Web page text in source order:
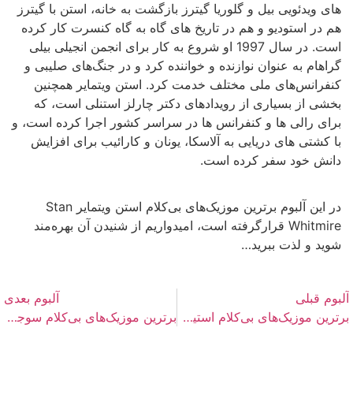
های ویدئویی بیل و گلوریا گیترز بازگشت به خانه، استن با گیترز
هم در استودیو و هم در تاریخ های گاه به گاه کنسرت کار کرده
است. در سال 1997 او شروع به کار برای انجمن انجیلی بیلی
گراهام به عنوان نوازنده و خواننده کرد و در جنگ‌های صلیبی و
کنفرانس‌های ملی مختلف خدمت کرد. استن ویتمایر همچنین
بخشی از بسیاری از رویدادهای دکتر چارلز استنلی است، که
برای رالی ها و کنفرانس ها در سراسر کشور اجرا کرده است، و
با کشتی های دریایی به آلاسکا، یونان و کارائیب برای افزایش
دانش خود سفر کرده است.
در این آلبوم برترین موزیک‌های بی‌کلام استن ویتمایر Stan
Whitmire قرارگرفته است، امیدواریم از شنیدن آن بهره‌مند
شوید و لذت ببرید…
آلبوم قبلی
برترین موزیک‌های بی‌کلام استیون گوتهاینز Steven Gutheinz
آلبوم بعدی
برترین موزیک‌های بی‌کلام سوجیرو Sojiro